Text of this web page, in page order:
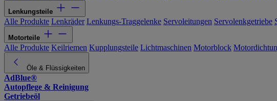
Lenkungsteile
Alle Produkte Lenkräder Lenkungs-Traggelenke Servoleitungen Servolenkgetriebe
Motorteile
Alle Produkte Keilriemen Kupplungsteile Lichtmaschinen Motorblock
Öle & Flüssigkeiten
AdBlue®
Autopflege & Reinigung
Getriebeöl